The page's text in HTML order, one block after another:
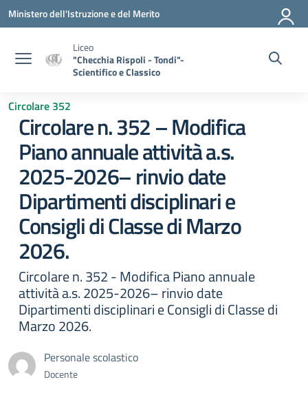
Vai ai contenuti
Vai al menu di navigazione
Vai al footer
Ministero dell'Istruzione e del Merito
Liceo
"Checchia Rispoli - Tondi"-
Scientifico e Classico
Circolare 352
Circolare n. 352 – Modifica
Piano annuale attività a.s.
2025-2026– rinvio date
Dipartimenti disciplinari e
Consigli di Classe di Marzo
2026.
Circolare n. 352 - Modifica Piano annuale
attività a.s. 2025-2026– rinvio date
Dipartimenti disciplinari e Consigli di Classe di
Marzo 2026.
Personale scolastico
Docente